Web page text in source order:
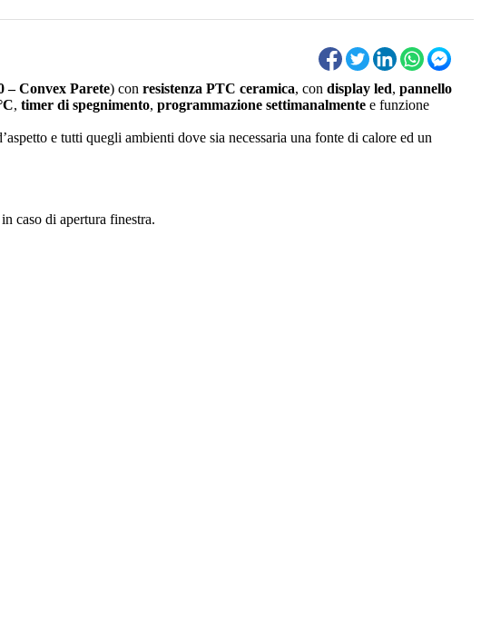
– Convex Parete) con resistenza PTC ceramica, con display led, pannello
, timer di spegnimento, programmazione settimanalmente e funzione
e tutti quegli ambienti dove sia necessaria una fonte di calore ed un
caso di apertura finestra.